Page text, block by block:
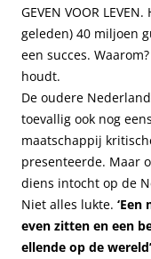
GEVEN VOOR
geleden) 40 miljoen
een succes.
houdt.
De oudere
toevallig ook nog
maatschappij
presenteerde. Maar
diens intocht op de
Niet alles lukte.
even zitten en een
ellende op de wereld’